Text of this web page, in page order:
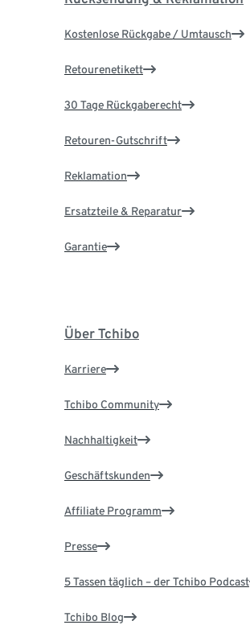
Kostenlose Rückgabe / Umtausch
Retourenetikett
30 Tage Rückgaberecht
Retouren-Gutschrift
Reklamation
Ersatzteile & Reparatur
Garantie
Über Tchibo
Karriere
Tchibo Community
Nachhaltigkeit
Geschäftskunden
Affiliate Programm
Presse
5 Tassen täglich – der Tchibo Podcast
Tchibo Blog